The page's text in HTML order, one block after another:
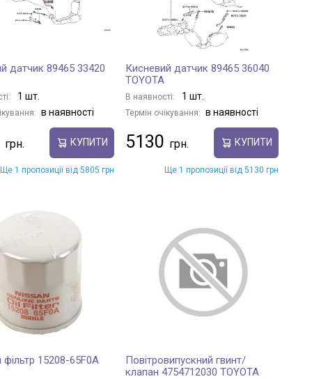
датчик 89465 33420
1 шт.
в наявності
КУПИТИ
Ще 1 пропозиції від 5805 грн
Кисневий датчик 89465 36040
TOYOTA
В наявності: 1 шт.
Термін очікування: в наявності
5130 КУПИТИ
Ще 1 пропозиції від 5130 грн
15208-65F0A
Повітровипускний гвинт/
клапан 4754712030 TOYOTA